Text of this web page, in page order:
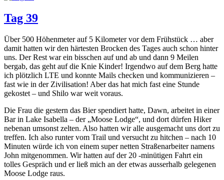
Tag 39
Über 500 Höhenmeter auf 5 Kilometer vor dem Frühstück … aber
damit hatten wir den härtesten Brocken des Tages auch schon hinter
uns. Der Rest war ein bisschen auf und ab und dann 9 Meilen
bergab, das geht auf die Knie Kinder! Irgendwo auf dem Berg hatte
ich plötzlich LTE und konnte Mails checken und kommunizieren –
fast wie in der Zivilisation! Aber das hat mich fast eine Stunde
gekostet – und Shilo war weit voraus.
Die Frau die gestern das Bier spendiert hatte, Dawn, arbeitet in einer
Bar in Lake Isabella – der „Moose Lodge“, und dort dürfen Hiker
nebenan umsonst zelten. Also hatten wir alle ausgemacht uns dort zu
treffen. Ich also runter vom Trail und versucht zu hitchen – nach 10
Minuten würde ich von einem super netten Straßenarbeiter namens
John mitgenommen. Wir hatten auf der 20 -minütigen Fahrt ein
tolles Gespräch und er ließ mich an der etwas ausserhalb gelegenen
Moose Lodge raus.